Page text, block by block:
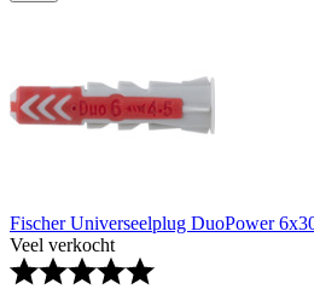
Fischer Universeelplug DuoPower
Veel verkocht